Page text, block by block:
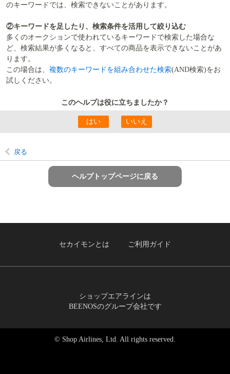
のキーワードでは、検索できないことがあります。
②キーワードを足したり、検索条件を活用して絞り込む
多くのオークションで使われているキーワードで検索した場合な
ど、検索結果が多くなると、すべての商品を表示できないことがあ
ります。
この場合は、 複数のキーワードを組み合わせた検索(AND検索)をお
試しください。
このヘルプは役に立ちましたか？
戻る
ヘルプトップページに戻る
セカイモンとは ご利用ガイド
ショップエアラインは
BEENOSのグループ会社です
© Shop Airlines, Ltd. All rights reserved.